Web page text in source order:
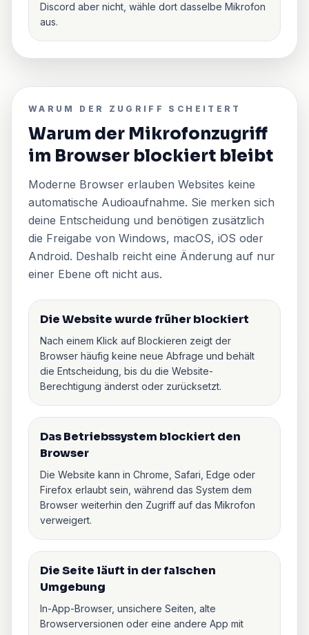
Discord aber nicht, wähle dort dasselbe Mikrofon
aus.
WARUM DER ZUGRIFF SCHEITERT
Warum der Mikrofonzugriff
im Browser blockiert bleibt
Moderne Browser erlauben Websites keine
automatische Audioaufnahme. Sie merken sich
deine Entscheidung und benötigen zusätzlich
die Freigabe von Windows, macOS, iOS oder
Android. Deshalb reicht eine Änderung auf nur
einer Ebene oft nicht aus.
Die Website wurde früher blockiert
Nach einem Klick auf Blockieren zeigt der
Browser häufig keine neue Abfrage und behält
die Entscheidung, bis du die Website-
Berechtigung änderst oder zurücksetzt.
Das Betriebssystem blockiert den
Browser
Die Website kann in Chrome, Safari, Edge oder
Firefox erlaubt sein, während das System dem
Browser weiterhin den Zugriff auf das Mikrofon
verweigert.
Die Seite läuft in der falschen
Umgebung
In-App-Browser, unsichere Seiten, alte
Browserversionen oder eine andere App mit